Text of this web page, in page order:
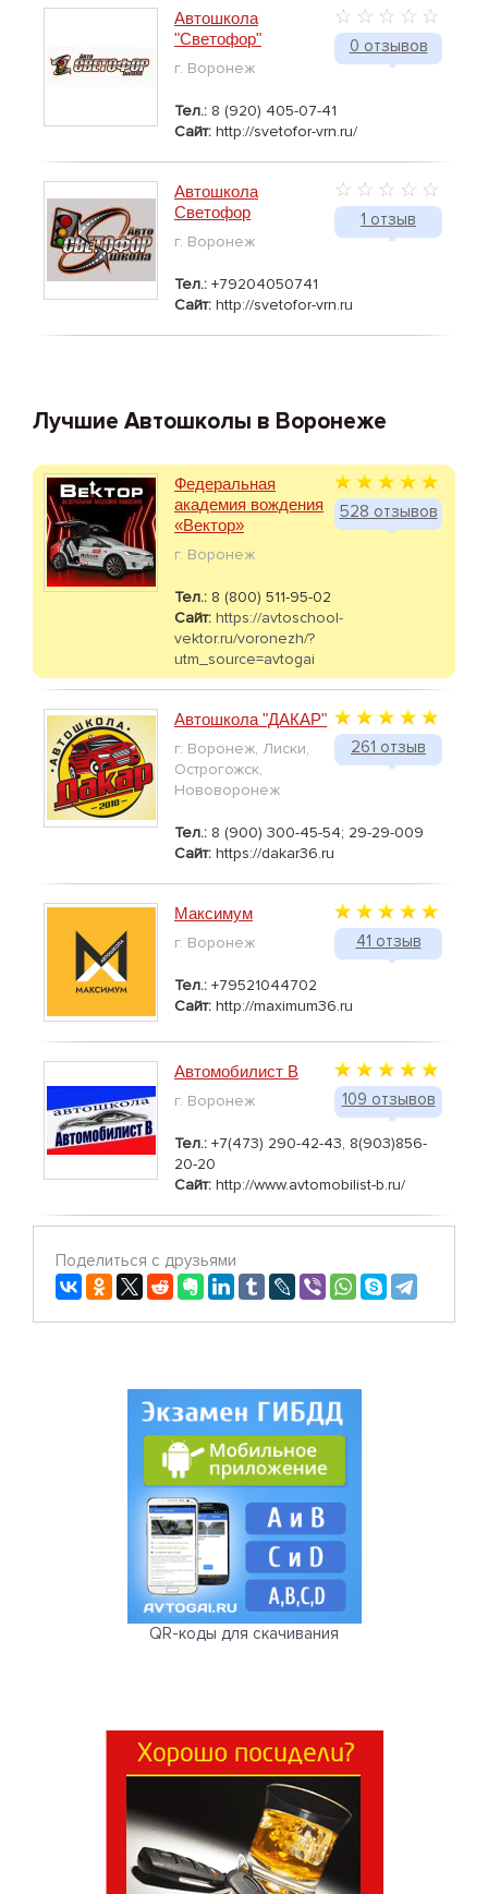
0 отзывов
Автошкола
"Светофор"
г. Воронеж
Тел.: 8 (920) 405-07-41
Сайт: http://svetofor-vrn.ru/
1 отзыв
Автошкола
Светофор
г. Воронеж
Тел.: +79204050741
Сайт: http://svetofor-vrn.ru
Лучшие Автошколы в Воронеже
528 отзывов
Федеральная
академия вождения
«Вектор»
г. Воронеж
Тел.: 8 (800) 511-95-02
Сайт: https://avtoschool-
vektor.ru/voronezh/?
utm_source=avtogai
261 отзыв
Автошкола "ДАКАР"
г. Воронеж, Лиски,
Острогожск,
Нововоронеж
Тел.: 8 (900) 300-45-54; 29-29-009
Сайт: https://dakar36.ru
41 отзыв
Максимум
г. Воронеж
Тел.: +79521044702
Сайт: http://maximum36.ru
109 отзывов
Автомобилист В
г. Воронеж
Тел.: +7(473) 290-42-43, 8(903)856-
20-20
Сайт: http://www.avtomobilist-b.ru/
Поделиться с друзьями
QR-коды для скачивания